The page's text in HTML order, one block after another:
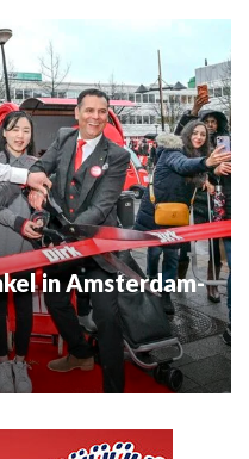
in Amsterdam-